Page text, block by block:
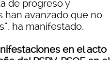
de progreso y
han avanzado que no
ha manifestado.
en el acto